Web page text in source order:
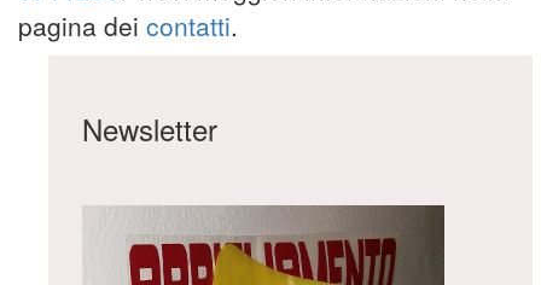
pagina dei contatti.
Newsletter